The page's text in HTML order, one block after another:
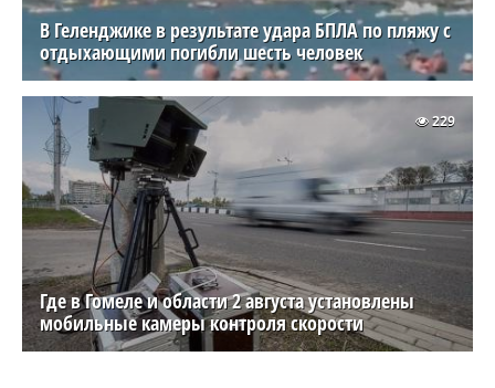
В Геленджике в результате удара БПЛА по пляжу с
отдыхающими погибли шесть человек
Где в Гомеле и области 2 августа установлены
мобильные камеры контроля скорости
229